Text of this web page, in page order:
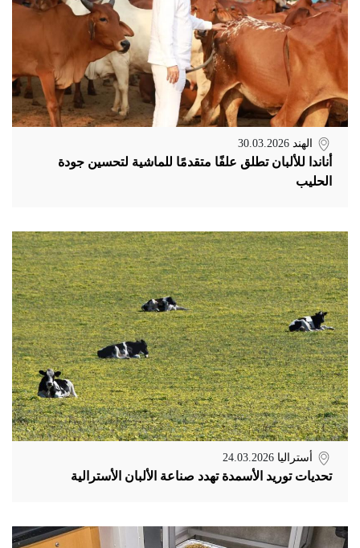
الهند 30.03.2026
أناندا للألبان تطلق علفًا متقدمًا للماشية لتحسين جودة
الحليب
أستراليا 24.03.2026
تحديات توريد الأسمدة تهدد صناعة الألبان الأسترالية